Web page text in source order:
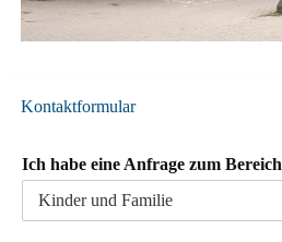
Kontaktformular
Ich habe eine Anfrage zum Bereich